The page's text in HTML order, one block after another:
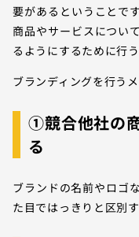
要があるということで
商品やサービスについ
るようにするために行
ブランディングを行う
①競合他社の
る
ブランドの名前やロゴ
た目ではっきりと区別